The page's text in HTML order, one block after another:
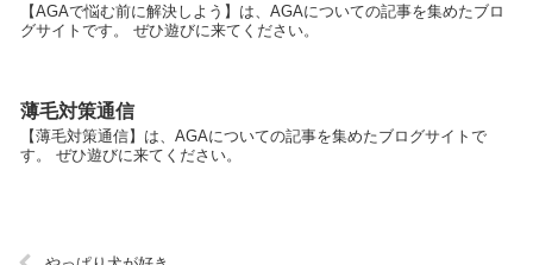
【AGAで悩む前に解決しよう】は、AGAについての記事を集めたブロ
グサイトです。 ぜひ遊びに来てください。
薄毛対策通信
【薄毛対策通信】は、AGAについての記事を集めたブログサイトで
す。 ぜひ遊びに来てください。